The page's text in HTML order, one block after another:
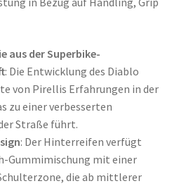
aus der Superbike-
: Die Entwicklung des Diablo
von Pirellis Erfahrungen in der
zu einer verbesserten
Straße führt.
: Der Hinterreifen verfügt
Gummimischung mit einer
die ab mittlerer